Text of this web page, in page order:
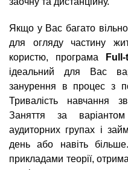
e
n
t
s
н
ы
х
з
а
в
е
д
е
MBA
За
Якщо у Вас багато
для огляду частину
користю, програма
ідеальний для Вас
занурення в процес з
Тривалість навчання
Заняття за
аудиторних групах і
день або навіть
прикладами теорії,